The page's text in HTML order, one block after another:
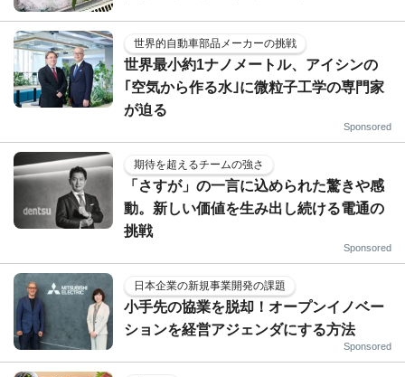
世界的自動車部品メーカーの挑戦
世界最小約1ナノメートル、アイシンの
｢空気から作る水｣に微粒子工学の専門家
が迫る
Sponsored
期待を超えるチームの強さ
「さすが」の一言に込められた驚きや感
動。新しい価値を生み出し続ける電通の
挑戦
Sponsored
日本企業の新規事業開発の課題
小手先の協業を脱却！オープンイノベー
ションを経営アジェンダにする方法
Sponsored